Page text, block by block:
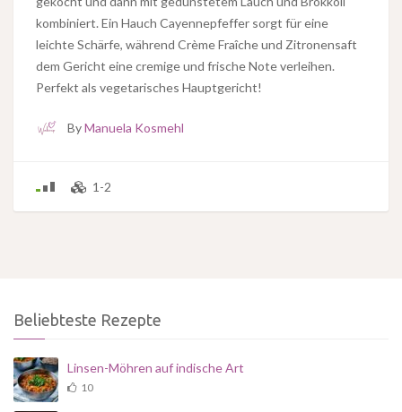
kombiniert. Ein Hauch Cayennepfeffer sorgt für eine
leichte Schärfe, während Crème Fraîche und Zitronensaft
dem Gericht eine cremige und frische Note verleihen.
Perfekt als vegetarisches Hauptgericht!
ByManuela Kosmehl
1-2
Beliebteste Rezepte
Linsen-Möhren auf indische Art
10